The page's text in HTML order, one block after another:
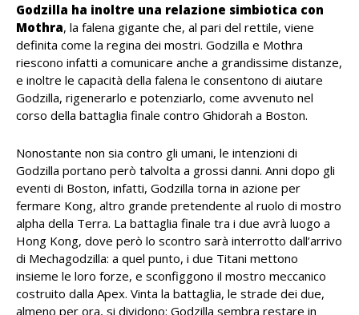
Godzilla ha inoltre una relazione simbiotica con
Mothra, la falena gigante che, al pari del rettile, viene
definita come la regina dei mostri. Godzilla e Mothra
riescono infatti a comunicare anche a grandissime distanze,
e inoltre le capacità della falena le consentono di aiutare
Godzilla, rigenerarlo e potenziarlo, come avvenuto nel
corso della battaglia finale contro Ghidorah a Boston.
Nonostante non sia contro gli umani, le intenzioni di
Godzilla portano però talvolta a grossi danni. Anni dopo gli
eventi di Boston, infatti, Godzilla torna in azione per
fermare Kong, altro grande pretendente al ruolo di mostro
alpha della Terra. La battaglia finale tra i due avrà luogo a
Hong Kong, dove però lo scontro sarà interrotto dall’arrivo
di Mechagodzilla: a quel punto, i due Titani mettono
insieme le loro forze, e sconfiggono il mostro meccanico
costruito dalla Apex. Vinta la battaglia, le strade dei due,
almeno per ora, si dividono: Godzilla sembra restare in